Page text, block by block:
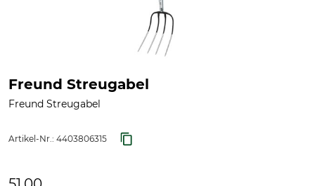
Freund Streugabel
Freund Streugabel
Artikel-Nr.: 4403806315